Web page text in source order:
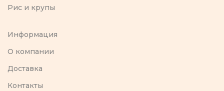
Рис и крупы
Информация
O компании
Доставка
Контакты